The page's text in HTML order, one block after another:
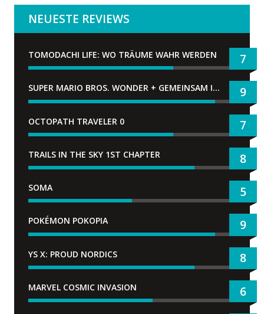
NEUESTE REVIEWS
TOMODACHI LIFE: WO TRÄUME WAHR WERDEN 7
SUPER MARIO BROS. WONDER + GEMEINSAM IM BELLABEL-PARK 9
OCTOPATH TRAVELER 0 7
TRAILS IN THE SKY 1ST CHAPTER 8
SOMA 5
POKÉMON POKOPIA 9
YS X: PROUD NORDICS 8
MARVEL COSMIC INVASION 6